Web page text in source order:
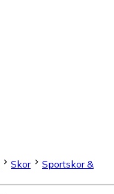
Skor
Sportskor &